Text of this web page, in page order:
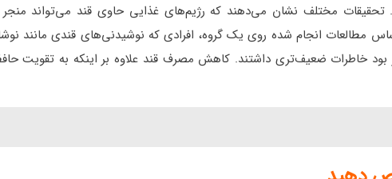
مختلف نشان می‌دهند که رژیم‌های غذایی حاوی قند می‌تواند منجر
انجام شده روی یک گروه، افرادی که نوشیدنی‌های قندی مانند
خاطرات ضعیف‌تری داشتند. کاهش مصرف قند علاوه بر اینکه به تقویت